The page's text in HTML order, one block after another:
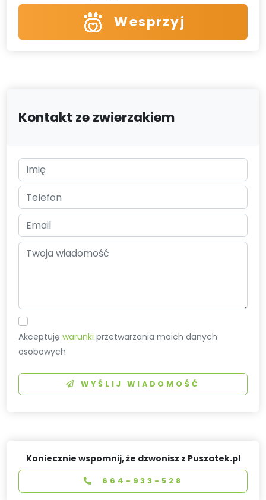
Wesprzyj
Kontakt ze zwierzakiem
Akceptujęwarunki przetwarzania moich danych
osobowych
WYŚLIJ WIADOMOŚĆ
Koniecznie wspomnij, że dzwonisz z Puszatek.pl
664-933-528